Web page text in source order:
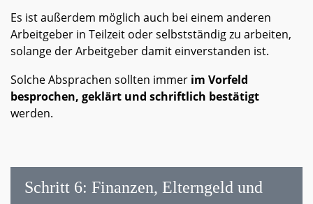
Es ist außerdem möglich auch bei einem anderen
Arbeitgeber in Teilzeit oder selbstständig zu arbeiten,
solange der Arbeitgeber damit einverstanden ist.
Solche Absprachen sollten immer im Vorfeld
besprochen, geklärt und schriftlich bestätigt
werden.
Schritt 6: Finanzen, Elterngeld und